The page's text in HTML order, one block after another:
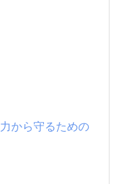
から守るための